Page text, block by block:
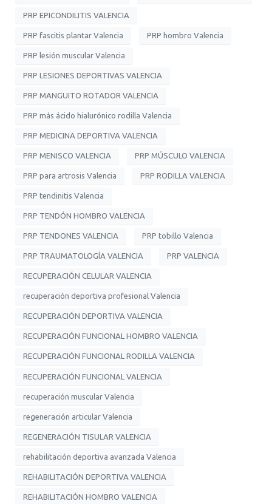
PRP EPICONDILITIS VALENCIA
PRP fascitis plantar Valencia PRP hombro Valencia
PRP lesión muscular Valencia
PRP LESIONES DEPORTIVAS VALENCIA
PRP MANGUITO ROTADOR VALENCIA
PRP más ácido hialurónico rodilla Valencia
PRP MEDICINA DEPORTIVA VALENCIA
PRP MENISCO VALENCIA PRP MÚSCULO VALENCIA
PRP para artrosis Valencia PRP RODILLA VALENCIA
PRP tendinitis Valencia
PRP TENDÓN HOMBRO VALENCIA
PRP TENDONES VALENCIA PRP tobillo Valencia
PRP TRAUMATOLOGÍA VALENCIA PRP VALENCIA
RECUPERACIÓN CELULAR VALENCIA
recuperación deportiva profesional Valencia
RECUPERACIÓN DEPORTIVA VALENCIA
RECUPERACIÓN FUNCIONAL HOMBRO VALENCIA
RECUPERACIÓN FUNCIONAL RODILLA VALENCIA
RECUPERACIÓN FUNCIONAL VALENCIA
recuperación muscular Valencia
regeneración articular Valencia
REGENERACIÓN TISULAR VALENCIA
rehabilitación deportiva avanzada Valencia
REHABILITACIÓN DEPORTIVA VALENCIA
REHABILITACIÓN HOMBRO VALENCIA